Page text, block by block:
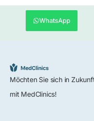
WhatsApp
Möchten Sie sich in
mit MedClinics!